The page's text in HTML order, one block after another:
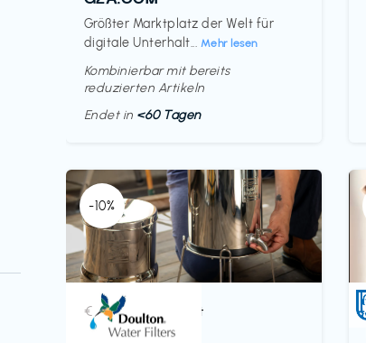
Größter Marktplatz der Welt für
digitale Unterhalt... Mehr lesen
Kombinierbar mit bereits
reduzierten Artikeln
Endet in <60 Tagen
-10%
Küche & Haushalt
Doulton
€‎